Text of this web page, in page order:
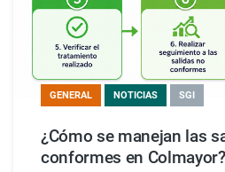
GENERAL NOTICIAS SGI
¿Cómo se manejan las
conformes en Colmayor?